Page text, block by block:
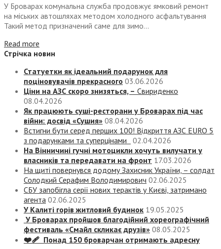
У Броварах комунальна служба продовжує ямковий ремонт
на міських автошляхах методом холодного асфальтування
Такий метод призначений саме для зимо...
Read more
Стрічка новин
Статуетки як ідеальний подарунок для
поціновувачів прекрасного 03.06.2026
Ціни на АЗС скоро знизяться, – Свириденко
08.04.2026
Як працюють суші-ресторани у Броварах під час
війни: досвід «Сушия» 08.04.2026
Встигни бути серед перших 100! Відкриття АЗС EURO 5
з подарунками та суперцінами
02.04.2026
На Вінничині гучні мотоцикли хочуть вилучати у
власників та передавати на фронт 17.03.2026
На щиті повернувся додому Захисник України, – солдат
Солодкий Серафим Володимирович 02.06.2025
СБУ запобігла серії нових терактів у Києві, затримано
агента 02.06.2025
У Калиті горів житловий будинок 19.05.2025
У Броварах пройшов благодійний хореографічний
фестиваль «Смайл скликає друзів» 08.05.2025
❤️‍🩹 Понад 150 броварчан отримають адресну